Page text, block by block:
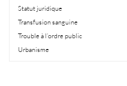
Statut juridique
Transfusion sanguine
Trouble à l’ordre public
Urbanisme